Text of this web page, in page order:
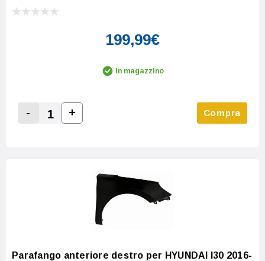
199,99€
In magazzino
Decrease Quantity:
-
Increase Quantity:
+ Compra
Parafango anteriore destro per HYUNDAI I30 2016-